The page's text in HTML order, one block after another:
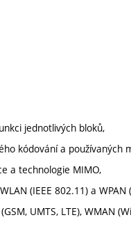
jednotlivých bloků,
kódování a používaných
a technologie MIMO,
(IEEE 802.11) a WPAN
UMTS, LTE), WMAN